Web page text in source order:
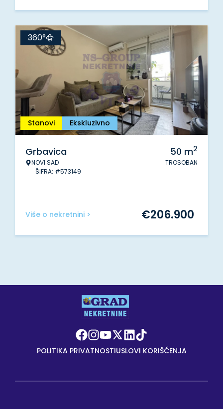
Stanovi Ekskluzivno
360°
Grbavica
NOVI SAD
ŠIFRA: #573149
50 m2
TROSOBAN
Više o nekretnini > €206.900
POLITIKA PRIVATNOSTIUSLOVI KORIŠĆENJA